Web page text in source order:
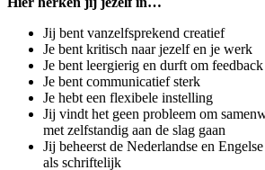
Jij bent vanzelfsprekend creatief
Je bent kritisch naar jezelf en je werk
Je bent leergierig en durft om
Je bent communicatief sterk
Je hebt een flexibele instelling
Jij vindt het geen probleem om
met zelfstandig aan de slag gaan
Jij beheerst de Nederlandse en
als schriftelijk